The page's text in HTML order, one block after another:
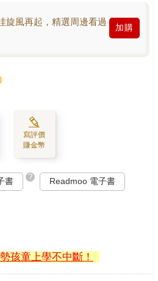
旋風再起，精選周邊看過
加購
寫評價
賺金幣
書 ? Readmoo 電子書
孩童上學不中斷！